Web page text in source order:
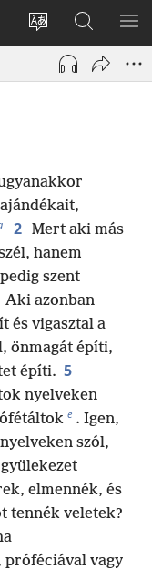
Oldal
nyelvének
megváltoztatása
Bejelentkezés
(opens
window)
Keresés
a jw.org
honlapon
2 Mert aki más
hanem
pedig szent
Aki azonban
és vigasztal a
önmagát építi,
építi. 5
nyelveken
e . Igen,
szól,
elmennék, és
tennék veletek?
próféciával vagy